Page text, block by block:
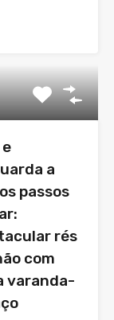
a
passos
rés
com
varanda-